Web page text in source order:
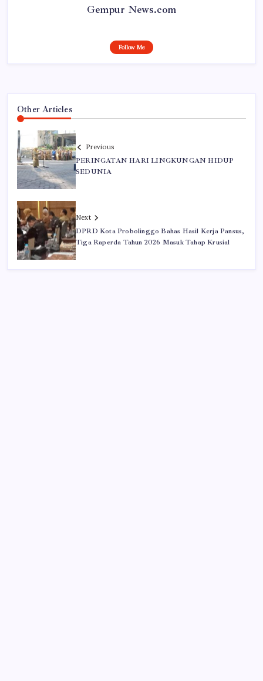
Gempur News.com
Follow Me
Other Articles
Previous
PERINGATAN HARI LINGKUNGAN HIDUP
SEDUNIA
Next
DPRD Kota Probolinggo Bahas Hasil Kerja Pansus,
Tiga Raperda Tahun 2026 Masuk Tahap Krusial